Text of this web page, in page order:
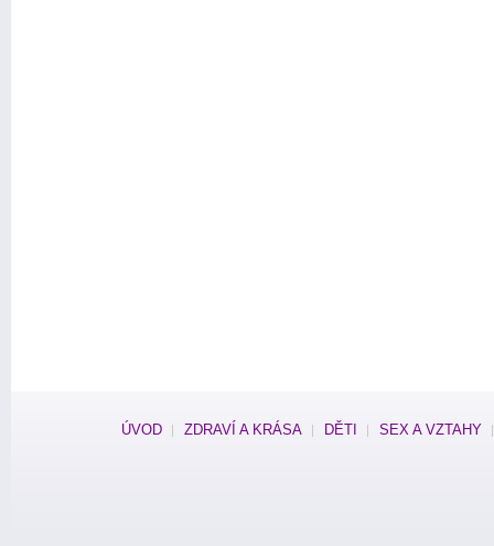
ÚVOD ZDRAVÍ A KRÁSA DĚTI SEX A VZTAHY